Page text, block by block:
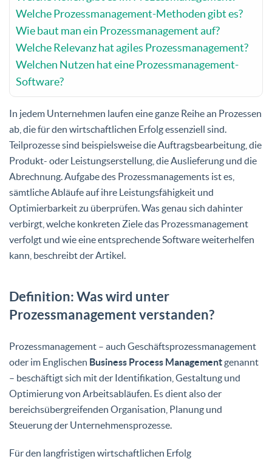
Welche Prozessmanagement-Methoden gibt es?
Wie baut man ein Prozessmanagement auf?
Welche Relevanz hat agiles Prozessmanagement?
Welchen Nutzen hat eine Prozessmanagement-
Software?
In jedem Unternehmen laufen eine ganze Reihe an Prozessen
ab, die für den wirtschaftlichen Erfolg essenziell sind.
Teilprozesse sind beispielsweise die Auftragsbearbeitung, die
Produkt- oder Leistungserstellung, die Auslieferung und die
Abrechnung. Aufgabe des Prozessmanagements ist es,
sämtliche Abläufe auf ihre Leistungsfähigkeit und
Optimierbarkeit zu überprüfen. Was genau sich dahinter
verbirgt, welche konkreten Ziele das Prozessmanagement
verfolgt und wie eine entsprechende Software weiterhelfen
kann, beschreibt der Artikel.
Definition: Was wird unter
Prozessmanagement verstanden?
Prozessmanagement – auch Geschäftsprozessmanagement
oder im Englischen Business Process Managementgenannt
– beschäftigt sich mit der Identifikation, Gestaltung und
Optimierung von Arbeitsabläufen. Es dient also der
bereichsübergreifenden Organisation, Planung und
Steuerung der Unternehmensprozesse.
Für den langfristigen wirtschaftlichen Erfolg